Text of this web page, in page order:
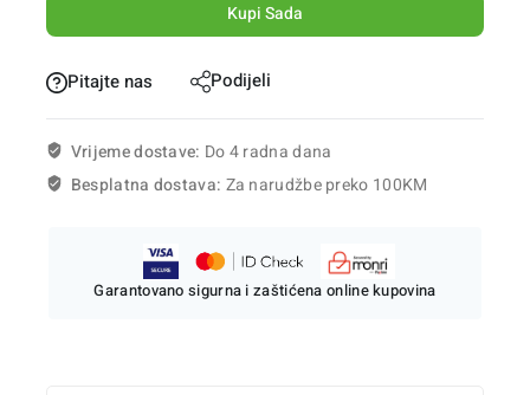
Kupi Sada
Pitajte nas Podijeli
Vrijeme dostave: Do 4 radna dana
Besplatna dostava: Za narudžbe preko 100KM
Garantovano sigurna i zaštićena online kupovina